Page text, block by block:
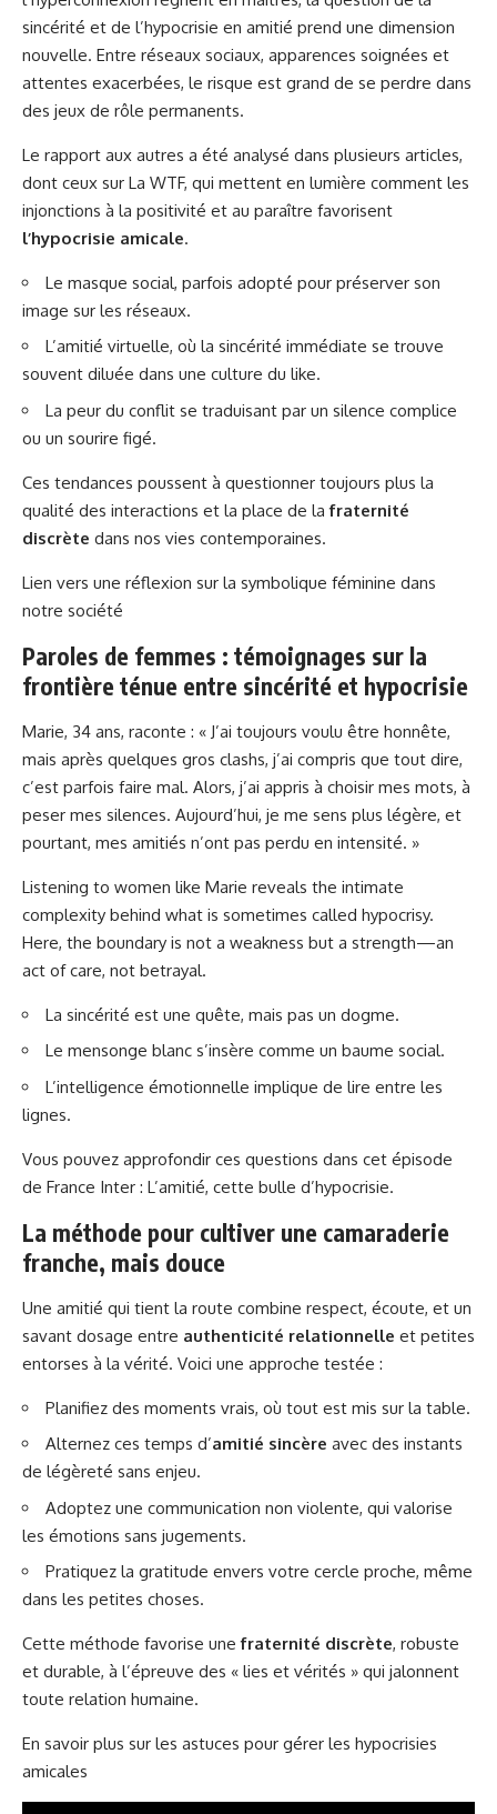
sincérité et de l’hypocrisie en amitié prend une dimension
nouvelle. Entre réseaux sociaux, apparences soignées et
attentes exacerbées, le risque est grand de se perdre dans
des jeux de rôle permanents.
Le rapport aux autres a été analysé dans plusieurs articles,
dont ceux sur La WTF, qui mettent en lumière comment les
injonctions à la positivité et au paraître favorisent
l’hypocrisie amicale.
Le masque social, parfois adopté pour préserver son
image sur les réseaux.
L’amitié virtuelle, où la sincérité immédiate se trouve
souvent diluée dans une culture du like.
La peur du conflit se traduisant par un silence complice
ou un sourire figé.
Ces tendances poussent à questionner toujours plus la
qualité des interactions et la place de lafraternité
discrète dans nos vies contemporaines.
Lien vers une réflexion sur la symbolique féminine dans
notre société
Paroles de femmes : témoignages sur la
frontière ténue entre sincérité et hypocrisie
Marie, 34 ans, raconte : « J’ai toujours voulu être honnête,
mais après quelques gros clashs, j’ai compris que tout dire,
c’est parfois faire mal. Alors, j’ai appris à choisir mes mots, à
peser mes silences. Aujourd’hui, je me sens plus légère, et
pourtant, mes amitiés n’ont pas perdu en intensité. »
Listening to women like Marie reveals the intimate
complexity behind what is sometimes called hypocrisy.
Here, the boundary is not a weakness but a strength—an
act of care, not betrayal.
La sincérité est une quête, mais pas un dogme.
Le mensonge blanc s’insère comme un baume social.
L’intelligence émotionnelle implique de lire entre les
lignes.
Vous pouvez approfondir ces questions dans cet épisode
de France Inter : L’amitié, cette bulle d’hypocrisie.
La méthode pour cultiver une camaraderie
franche, mais douce
Une amitié qui tient la route combine respect, écoute, et un
savant dosage entre authenticité relationnelle et petites
entorses à la vérité. Voici une approche testée :
Planifiez des moments vrais, où tout est mis sur la table.
Alternez ces temps d’amitié sincère avec des instants
de légèreté sans enjeu.
Adoptez une communication non violente, qui valorise
les émotions sans jugements.
Pratiquez la gratitude envers votre cercle proche, même
dans les petites choses.
Cette méthode favorise unefraternité discrète, robuste
et durable, à l’épreuve des « lies et vérités » qui jalonnent
toute relation humaine.
En savoir plus sur les astuces pour gérer les hypocrisies
amicales